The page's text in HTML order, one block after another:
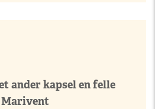
ander kapsel en felle